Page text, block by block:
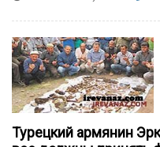
Турецкий армянин